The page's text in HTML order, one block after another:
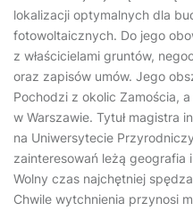
lokalizacji optymalnych dla
fotowoltaicznych. Do jego
z właścicielami gruntów,
oraz zapisów umów. Jego
Pochodzi z okolic Zamościa,
w Warszawie. Tytuł magistra
na Uniwersytecie
zainteresowań leżą geografia
Wolny czas najchętniej
Chwile wytchnienia przynosi